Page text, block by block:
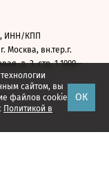
сайтом, вы
файлов cookie
Политикой в
ОК
ИНН/КПП
г. Москва, вн.тер.г.
д. 3, стр. 1 1999—